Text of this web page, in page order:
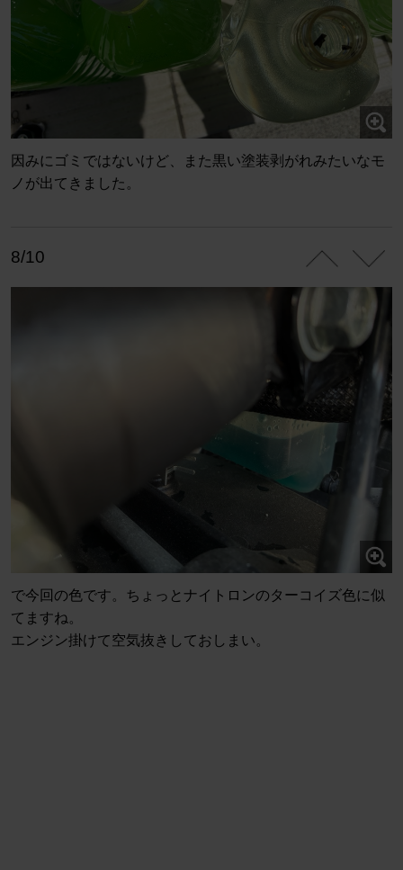
因みにゴミではないけど、また黒い塗装剥がれみたいなモ
ノが出てきました。
8/10
で今回の色です。ちょっとナイトロンのターコイズ色に似
てますね。
エンジン掛けて空気抜きしておしまい。